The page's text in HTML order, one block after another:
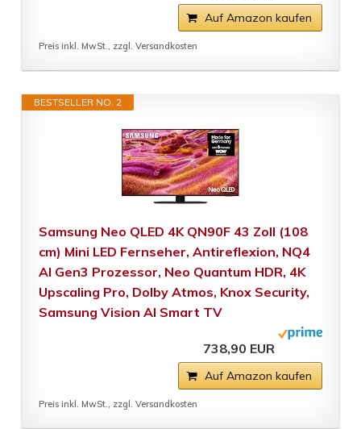
Auf Amazon kaufen
Preis inkl. MwSt., zzgl. Versandkosten
BESTSELLER NO. 2
Samsung Neo QLED 4K QN90F 43 Zoll (108
cm) Mini LED Fernseher, Antireflexion, NQ4
AI Gen3 Prozessor, Neo Quantum HDR, 4K
Upscaling Pro, Dolby Atmos, Knox Security,
Samsung Vision AI Smart TV
738,90 EUR
Auf Amazon kaufen
Preis inkl. MwSt., zzgl. Versandkosten